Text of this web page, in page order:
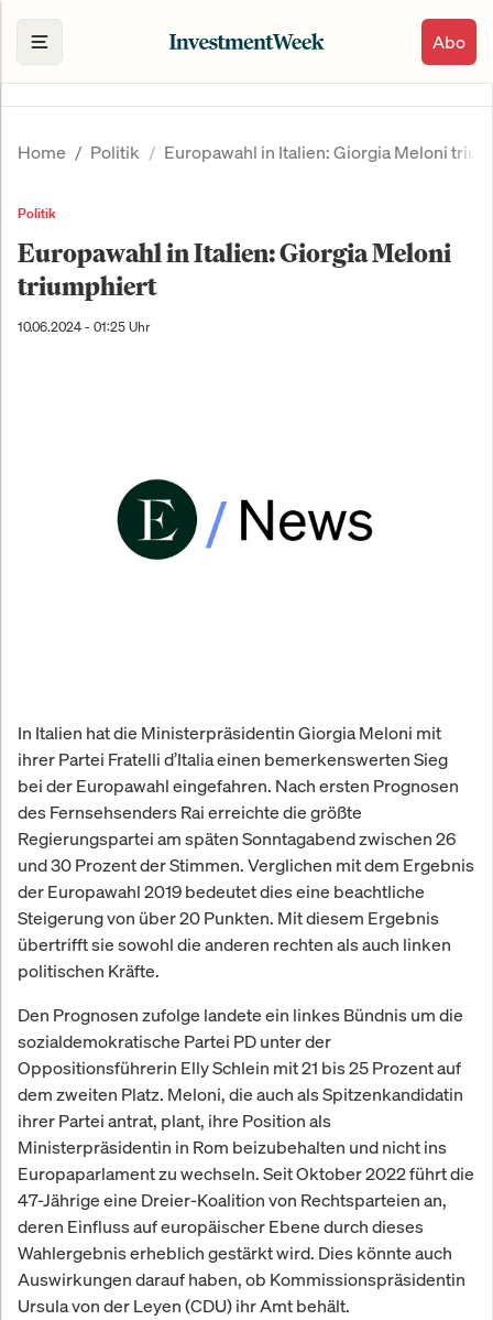
Abo
Home Politik Europawahl in Italien: Giorgia Meloni
Politik
Europawahl in Italien: Giorgia Meloni
triumphiert
10.06.2024 - 01:25 Uhr
In Italien hat die Ministerpräsidentin Giorgia Meloni mit
ihrer Partei Fratelli d’Italia einen bemerkenswerten Sieg
bei der Europawahl eingefahren. Nach ersten Prognosen
des Fernsehsenders Rai erreichte die größte
Regierungspartei am späten Sonntagabend zwischen 26
und 30 Prozent der Stimmen. Verglichen mit dem Ergebnis
der Europawahl 2019 bedeutet dies eine beachtliche
Steigerung von über 20 Punkten. Mit diesem Ergebnis
übertrifft sie sowohl die anderen rechten als auch linken
politischen Kräfte.
Den Prognosen zufolge landete ein linkes Bündnis um die
sozialdemokratische Partei PD unter der
Oppositionsführerin Elly Schlein mit 21 bis 25 Prozent auf
dem zweiten Platz. Meloni, die auch als Spitzenkandidatin
ihrer Partei antrat, plant, ihre Position als
Ministerpräsidentin in Rom beizubehalten und nicht ins
Europaparlament zu wechseln. Seit Oktober 2022 führt die
47-Jährige eine Dreier-Koalition von Rechtsparteien an,
deren Einfluss auf europäischer Ebene durch dieses
Wahlergebnis erheblich gestärkt wird. Dies könnte auch
Auswirkungen darauf haben, ob Kommissionspräsidentin
Ursula von der Leyen (CDU) ihr Amt behält.